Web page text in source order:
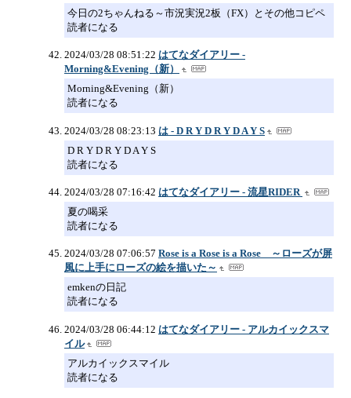
今日の2ちゃんねる～市況実況2板（FX）とその他コピペ
読者になる
2024/03/28 08:51:22 はてなダイアリー -
Morning&Evening（新）
Morning&Evening（新）
読者になる
2024/03/28 08:23:13 は - D R Y D R Y D A Y S
D R Y D R Y D A Y S
読者になる
2024/03/28 07:16:42 はてなダイアリー - 流星RIDER
夏の喝采
読者になる
2024/03/28 07:06:57 Rose is a Rose is a Rose ～ローズが屏
風に上手にローズの絵を描いた～
emkenの日記
読者になる
2024/03/28 06:44:12 はてなダイアリー - アルカイックスマ
イル
アルカイックスマイル
読者になる